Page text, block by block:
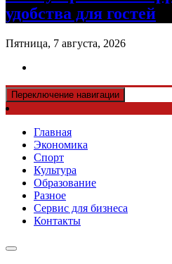
удобства для гостей
Пятница, 7 августа, 2026
Переключение навигации
Главная
Экономика
Спорт
Культура
Образование
Разное
Сервис для бизнеса
Контакты